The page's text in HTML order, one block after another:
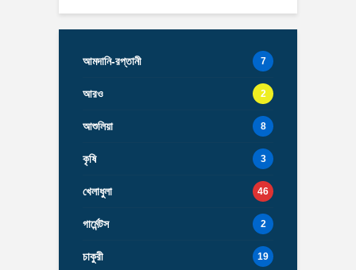
আমদানি-রপ্তানী 7
আরও 2
আশুলিয়া 8
কৃষি 3
খেলাধুলা 46
গার্মেন্টস 2
চাকুরী 19